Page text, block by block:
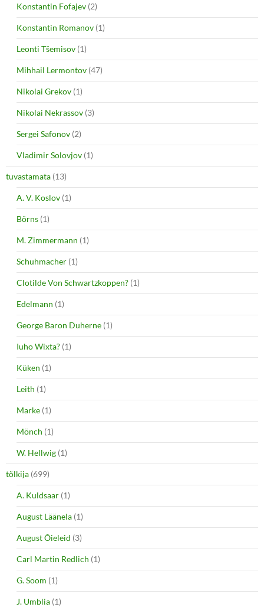
Konstantin Fofajev (2)
Konstantin Romanov (1)
Leonti Tšemisov (1)
Mihhail Lermontov (47)
Nikolai Grekov (1)
Nikolai Nekrassov (3)
Sergei Safonov (2)
Vladimir Solovjov (1)
tuvastamata (13)
A. V. Koslov (1)
Börns (1)
M. Zimmermann (1)
Schuhmacher (1)
Clotilde Von Schwartzkoppen? (1)
Edelmann (1)
George Baron Duherne (1)
Iuho Wixta? (1)
Küken (1)
Leith (1)
Marke (1)
Mönch (1)
W. Hellwig (1)
tõlkija (699)
A. Kuldsaar (1)
August Läänela (1)
August Õieleid (3)
Carl Martin Redlich (1)
G. Soom (1)
J. Umblia (1)